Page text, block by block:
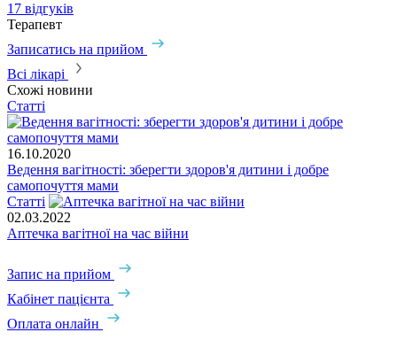
17 відгуків
Терапевт
Записатись на прийом
Всі лікарі
Схожі новини
Статті
16.10.2020
Ведення вагітності: зберегти здоров'я дитини і добре
самопочуття мами
Статті
02.03.2022
Аптечка вагітної на час війни
Запис на прийом
Кабінет пацієнта
Оплата онлайн